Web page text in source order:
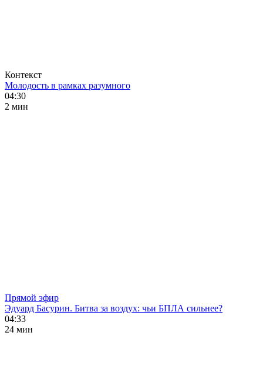
Контекст
Молодость в рамках разумного
04:30
2 мин
Прямой эфир
Эдуард Басурин. Битва за воздух: чьи БПЛА сильнее?
04:33
24 мин